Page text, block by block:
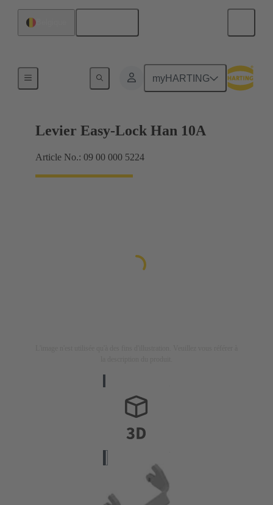
myHARTING
Systèmes de verrouillage
Levier Easy-Lock Han 10A
Article No.: 09 00 000 5224